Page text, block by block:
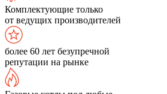
Комплектующие только
от ведущих производителей
более 60 лет безупречной
репутации на рынке